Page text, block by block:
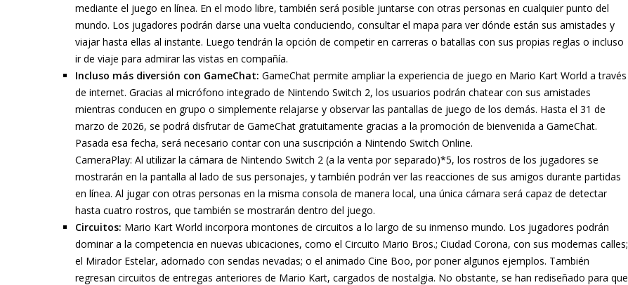
mediante el juego en línea. En el modo libre, también será posible juntarse con otras personas en cualquier punto del
mundo. Los jugadores podrán darse una vuelta conduciendo, consultar el mapa para ver dónde están sus amistades y
viajar hasta ellas al instante. Luego tendrán la opción de competir en carreras o batallas con sus propias reglas o incluso
ir de viaje para admirar las vistas en compañía.
Incluso más diversión con GameChat: GameChat permite ampliar la experiencia de juego en Mario Kart World a través
de internet. Gracias al micrófono integrado de Nintendo Switch 2, los usuarios podrán chatear con sus amistades
mientras conducen en grupo o simplemente relajarse y observar las pantallas de juego de los demás. Hasta el 31 de
marzo de 2026, se podrá disfrutar de GameChat gratuitamente gracias a la promoción de bienvenida a GameChat.
Pasada esa fecha, será necesario contar con una suscripción a Nintendo Switch Online.
CameraPlay: Al utilizar la cámara de Nintendo Switch 2 (a la venta por separado)*5, los rostros de los jugadores se
mostrarán en la pantalla al lado de sus personajes, y también podrán ver las reacciones de sus amigos durante partidas
en línea. Al jugar con otras personas en la misma consola de manera local, una única cámara será capaz de detectar
hasta cuatro rostros, que también se mostrarán dentro del juego.
Circuitos: Mario Kart World incorpora montones de circuitos a lo largo de su inmenso mundo. Los jugadores podrán
dominar a la competencia en nuevas ubicaciones, como el Circuito Mario Bros.; Ciudad Corona, con sus modernas calles;
el Mirador Estelar, adornado con sendas nevadas; o el animado Cine Boo, por poner algunos ejemplos. También
regresan circuitos de entregas anteriores de Mario Kart, cargados de nostalgia. No obstante, se han rediseñado para que